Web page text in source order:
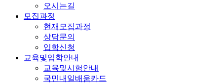
오시는길
모집과정
현재모집과정
상담문의
입학신청
교육및입학안내
교육및시험안내
국민내일배움카드